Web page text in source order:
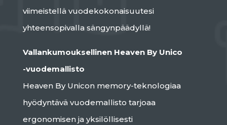
viimeistellä vuodekokonaisuutesi
yhteensopivalla sängynpäädyllä!
Vallankumouksellinen Heaven By Unico
-vuodemallisto
Heaven By Unicon memory-teknologiaa
hyödyntävä vuodemallisto tarjoaa
ergonomisen ja yksilöllisesti